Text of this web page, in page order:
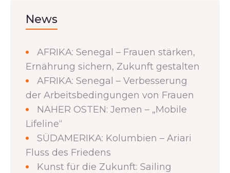
News
AFRIKA: Senegal – Frauen stärken,
Ernährung sichern, Zukunft gestalten
AFRIKA: Senegal – Verbesserung
der Arbeitsbedingungen von Frauen
NAHER OSTEN: Jemen – „Mobile
Lifeline“
SÜDAMERIKA: Kolumbien – Ariari
Fluss des Friedens
Kunst für die Zukunft: Sailing